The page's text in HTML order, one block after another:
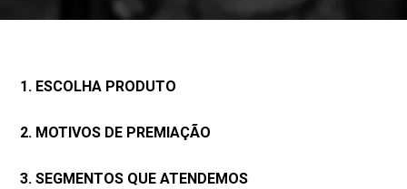
1. ESCOLHA PRODUTO
2. MOTIVOS DE PREMIAÇÃO
3. SEGMENTOS QUE ATENDEMOS